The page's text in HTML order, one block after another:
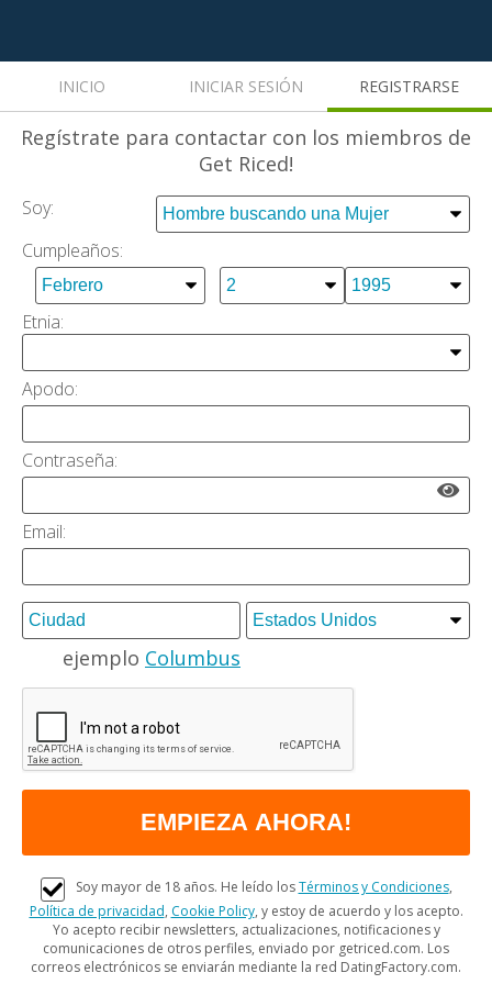
INICIO INICIAR SESIÓN REGISTRARSE
Regístrate para contactar con los miembros de
Get Riced!
Soy:
Cumpleaños:
Etnia:
Apodo:
Сontraseña:
Email:
ejemplo Columbus
Soy mayor de 18 años. He leído losTérminos y Condiciones,
Política de privacidad, Cookie Policy, y estoy de acuerdo y los acepto.
Yo acepto recibir newsletters, actualizaciones, notificaciones y
comunicaciones de otros perfiles, enviado por getriced.com. Los
correos electrónicos se enviarán mediante la red DatingFactory.com.